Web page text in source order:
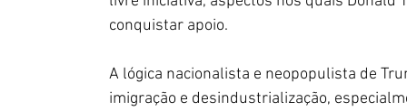
conquistar apoio.
A lógica nacionalista e neopopulista de
imigração e desindustrialização,